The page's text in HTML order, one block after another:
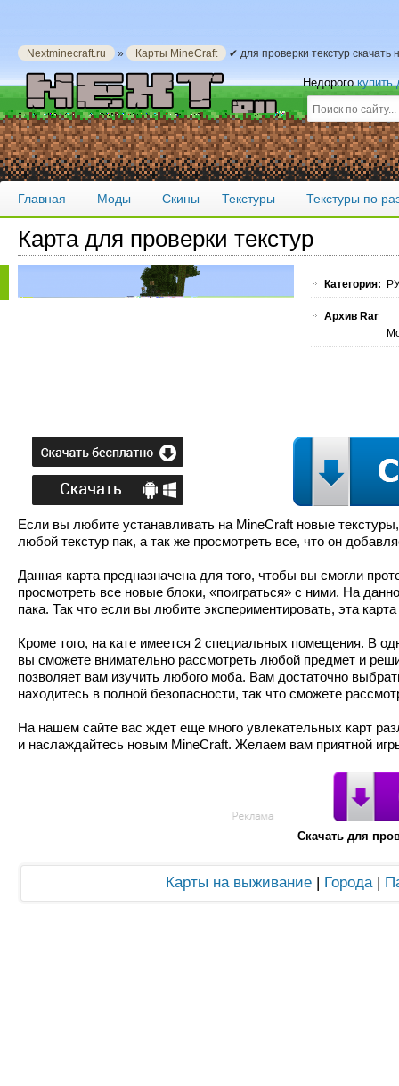
Nextminecraft.ru » Карты MineCraft ✔ для проверки текстур скачать
Недорогокупить
Главная Моды Скины Текстуры Текстуры по
Карта для проверки текстур
Категория:
Архив Rar
Если вы любите устанавливать на MineCraft новые
любой текстур пак, а так же просмотреть все, что он
Данная карта предназначена для того, чтобы вы смогли
просмотреть все новые блоки, «поиграться» с ними. На
пака. Так что если вы любите экспериментировать, эта
Кроме того, на кате имеется 2 специальных помещения. В
вы сможете внимательно рассмотреть любой предмет и
позволяет вам изучить любого моба. Вам достаточно
находитесь в полной безопасности, так что сможете
На нашем сайте вас ждет еще много увлекательных карт
и наслаждайтесь новым MineCraft. Желаем вам приятной
Скачать для
Карты на выживание| Города|